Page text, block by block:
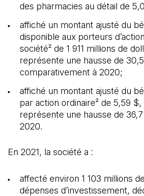
des pharmacies au détail de
affiché un montant ajusté du
disponible aux porteurs
société² de 1 911 millions de
représente une hausse de
comparativement à 2020;
affiché un montant ajusté du
par action ordinaire² de 5,59 $,
représente une hausse de
2020.
En 2021, la société a :
affecté environ 1 103 millions
dépenses d’investissement,